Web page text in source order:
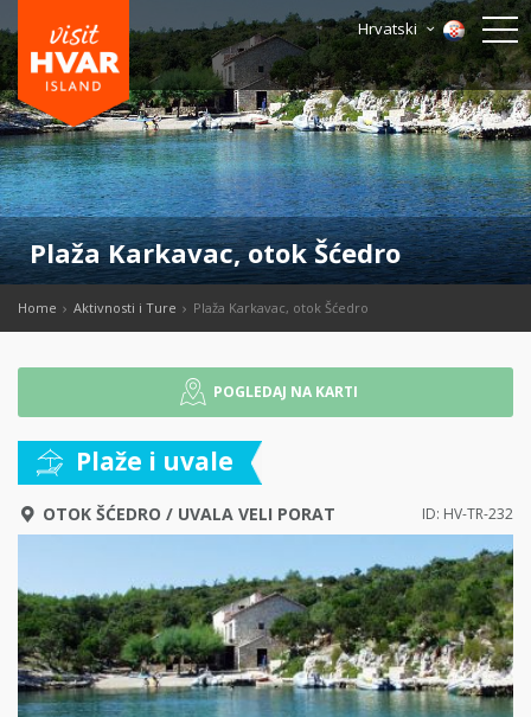
Hrvatski
Plaža Karkavac, otok Šćedro
Home Aktivnosti i Ture Plaža Karkavac, otok Šćedro
POGLEDAJ NA KARTI
Plaže i uvale
OTOK ŠĆEDRO / UVALA VELI PORAT ID: HV-TR-232